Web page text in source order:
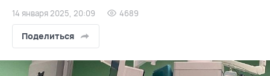
14 января 2025, 20:09 4689
Поделиться